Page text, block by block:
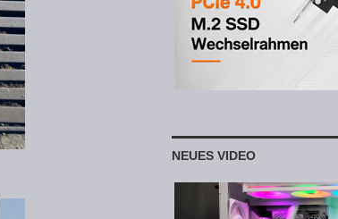
NEUES VIDEO